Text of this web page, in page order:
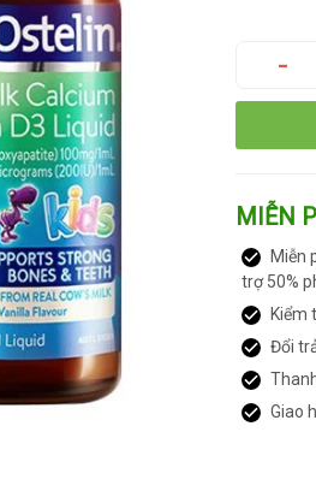
MIỄN
Miễn
trợ 50%
Kiểm
Đổi
Giao